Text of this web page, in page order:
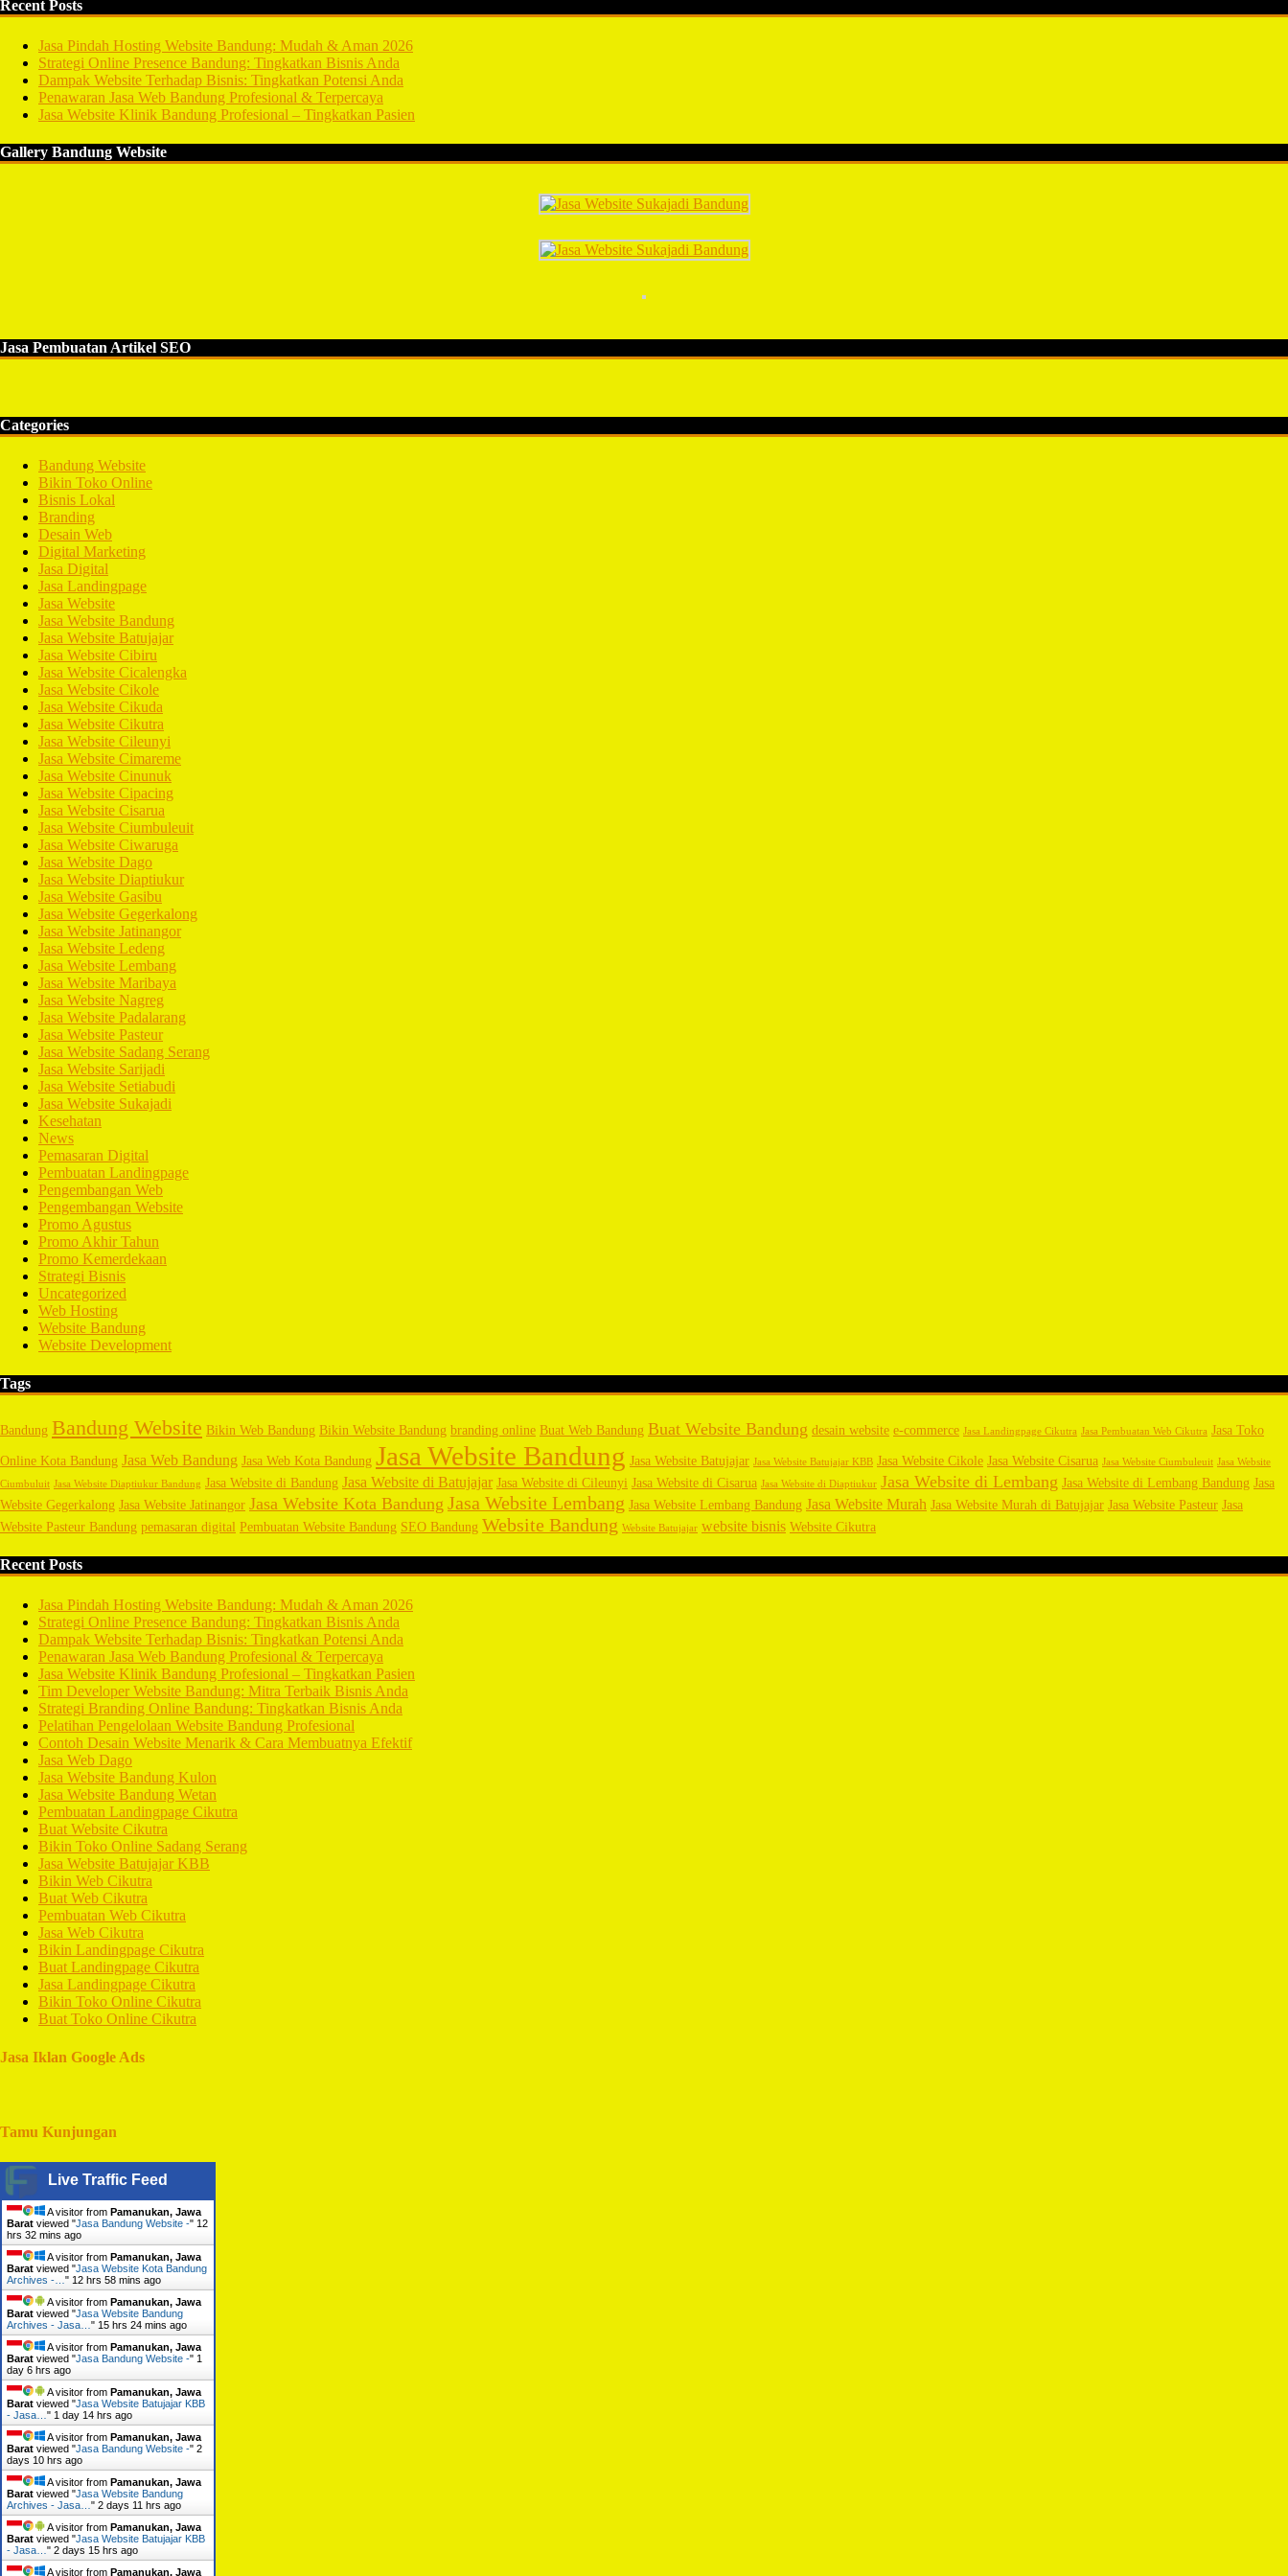
Recent Posts
Jasa Pindah Hosting Website Bandung: Mudah & Aman 2026
Strategi Online Presence Bandung: Tingkatkan Bisnis Anda
Dampak Website Terhadap Bisnis: Tingkatkan Potensi Anda
Penawaran Jasa Web Bandung Profesional & Terpercaya
Jasa Website Klinik Bandung Profesional – Tingkatkan Pasien
Gallery Bandung Website
Jasa Pembuatan Artikel SEO
Categories
Bandung Website
Bikin Toko Online
Bisnis Lokal
Branding
Desain Web
Digital Marketing
Jasa Digital
Jasa Landingpage
Jasa Website
Jasa Website Bandung
Jasa Website Batujajar
Jasa Website Cibiru
Jasa Website Cicalengka
Jasa Website Cikole
Jasa Website Cikuda
Jasa Website Cikutra
Jasa Website Cileunyi
Jasa Website Cimareme
Jasa Website Cinunuk
Jasa Website Cipacing
Jasa Website Cisarua
Jasa Website Ciumbuleuit
Jasa Website Ciwaruga
Jasa Website Dago
Jasa Website Diaptiukur
Jasa Website Gasibu
Jasa Website Gegerkalong
Jasa Website Jatinangor
Jasa Website Ledeng
Jasa Website Lembang
Jasa Website Maribaya
Jasa Website Nagreg
Jasa Website Padalarang
Jasa Website Pasteur
Jasa Website Sadang Serang
Jasa Website Sarijadi
Jasa Website Setiabudi
Jasa Website Sukajadi
Kesehatan
News
Pemasaran Digital
Pembuatan Landingpage
Pengembangan Web
Pengembangan Website
Promo Agustus
Promo Akhir Tahun
Promo Kemerdekaan
Strategi Bisnis
Uncategorized
Web Hosting
Website Bandung
Website Development
Tags
Bandung Bandung Website Bikin Web Bandung Bikin Website Bandung branding online Buat Web Bandung Buat Website Bandung desain website e-commerce Jasa Landingpage Cikutra Jasa Pembuatan Web Cikutra Jasa Toko
Online Kota Bandung Jasa Web Bandung Jasa Web Kota Bandung Jasa Website Bandung Jasa Website Batujajar Jasa Website Batujajar KBB Jasa Website Cikole Jasa Website Cisarua Jasa Website Ciumbuleuit Jasa Website
Ciumbuluit Jasa Website Diaptiukur Bandung Jasa Website di Bandung Jasa Website di Batujajar Jasa Website di Cileunyi Jasa Website di Cisarua Jasa Website di Diaptiukur Jasa Website di Lembang Jasa Website di Lembang Bandung Jasa
Website Gegerkalong Jasa Website Jatinangor Jasa Website Kota Bandung Jasa Website Lembang Jasa Website Lembang Bandung Jasa Website Murah Jasa Website Murah di Batujajar Jasa Website Pasteur Jasa
Website Pasteur Bandung pemasaran digital Pembuatan Website Bandung SEO Bandung Website Bandung Website Batujajar website bisnis Website Cikutra
Recent Posts
Jasa Pindah Hosting Website Bandung: Mudah & Aman 2026
Strategi Online Presence Bandung: Tingkatkan Bisnis Anda
Dampak Website Terhadap Bisnis: Tingkatkan Potensi Anda
Penawaran Jasa Web Bandung Profesional & Terpercaya
Jasa Website Klinik Bandung Profesional – Tingkatkan Pasien
Tim Developer Website Bandung: Mitra Terbaik Bisnis Anda
Strategi Branding Online Bandung: Tingkatkan Bisnis Anda
Pelatihan Pengelolaan Website Bandung Profesional
Contoh Desain Website Menarik & Cara Membuatnya Efektif
Jasa Web Dago
Jasa Website Bandung Kulon
Jasa Website Bandung Wetan
Pembuatan Landingpage Cikutra
Buat Website Cikutra
Bikin Toko Online Sadang Serang
Jasa Website Batujajar KBB
Bikin Web Cikutra
Buat Web Cikutra
Pembuatan Web Cikutra
Jasa Web Cikutra
Bikin Landingpage Cikutra
Buat Landingpage Cikutra
Jasa Landingpage Cikutra
Bikin Toko Online Cikutra
Buat Toko Online Cikutra
Jasa Iklan Google Ads
Tamu Kunjungan
Live Traffic Feed
A visitor from Pamanukan, Jawa
Barat viewed "Jasa Bandung Website -" 12
hrs 32 mins ago
A visitor from Pamanukan, Jawa
Barat viewed "Jasa Website Kota Bandung
Archives -… " 12 hrs 58 mins ago
A visitor from Pamanukan, Jawa
Barat viewed "Jasa Website Bandung
Archives - Jasa… " 15 hrs 24 mins ago
A visitor from Pamanukan, Jawa
Barat viewed "Jasa Bandung Website -" 1
day 6 hrs ago
A visitor from Pamanukan, Jawa
Barat viewed "Jasa Website Batujajar KBB
- Jasa… " 1 day 14 hrs ago
A visitor from Pamanukan, Jawa
Barat viewed "Jasa Bandung Website -" 2
days 10 hrs ago
A visitor from Pamanukan, Jawa
Barat viewed "Jasa Website Bandung
Archives - Jasa… " 2 days 11 hrs ago
A visitor from Pamanukan, Jawa
Barat viewed "Jasa Website Batujajar KBB
- Jasa… " 2 days 15 hrs ago
A visitor from Pamanukan, Jawa